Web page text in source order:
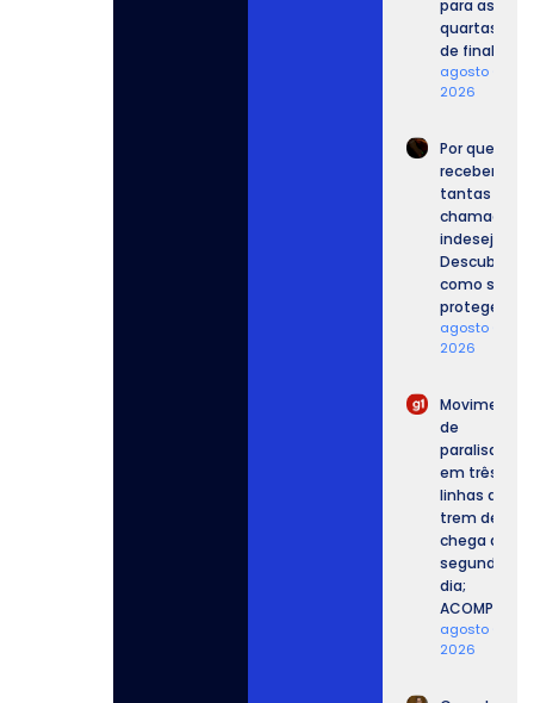
para as
quartas
de final.
agosto 6,
2026
Por que
recebemos
tantas
chamadas
Descubra
como se
proteger.
agosto 6,
2026
Movimento
de
paralisação
em três
linhas de
trem de SP
chega ao
segundo
dia;
ACOMPANHE.
agosto 6,
2026